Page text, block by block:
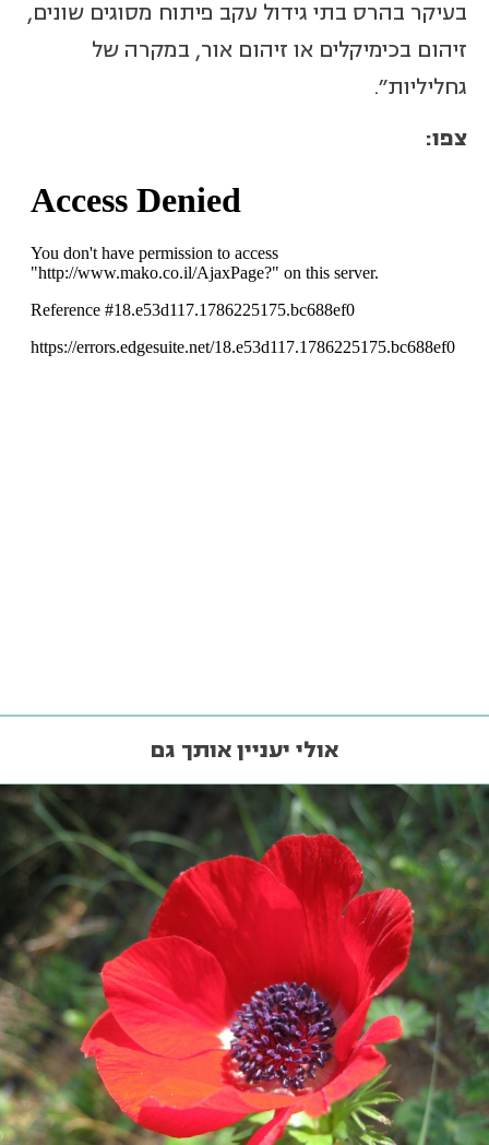
בעיקר בהרס בתי גידול עקב פיתוח מסוגים שונים,
זיהום בכימיקלים או זיהום אור, במקרה של
גחליליות".
צפו:
אולי יעניין אותך גם